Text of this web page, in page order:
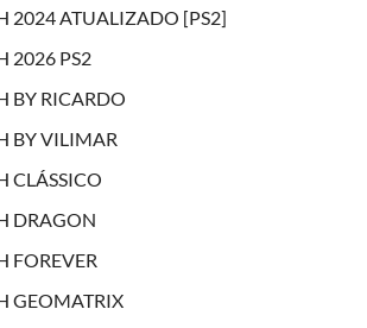
2024 ATUALIZADO [PS2]
2026 PS2
BY RICARDO
BY VILIMAR
CLÁSSICO
DRAGON
FOREVER
GEOMATRIX